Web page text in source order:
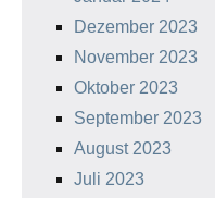
Dezember 2023
November 2023
Oktober 2023
September 2023
August 2023
Juli 2023